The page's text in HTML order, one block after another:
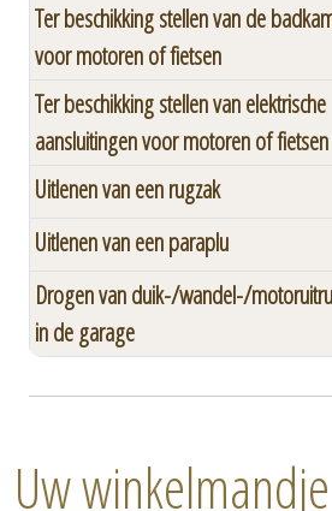
Ter beschikking stellen van de
voor motoren of fietsen
Ter beschikking stellen van elektrische
aansluitingen voor motoren of fietsen
Uitlenen van een rugzak
Uitlenen van een paraplu
Drogen van duik-/wandel-/
in de garage
Uw winkelmandje